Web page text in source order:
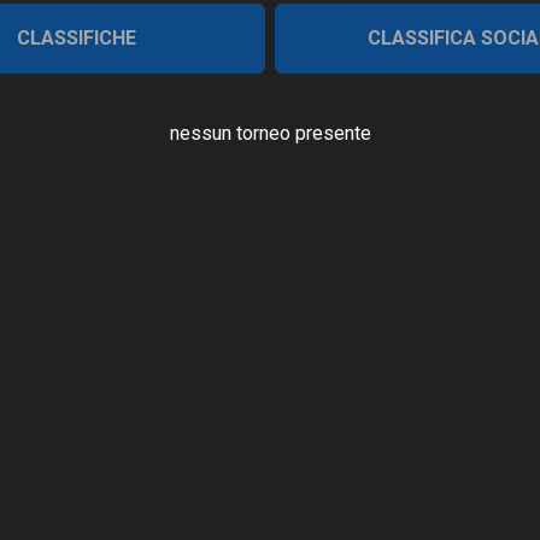
CLASSIFICHE CLASSIFICA
nessun torneo presente